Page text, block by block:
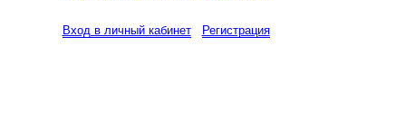
Вход в личный кабинет Регистрация